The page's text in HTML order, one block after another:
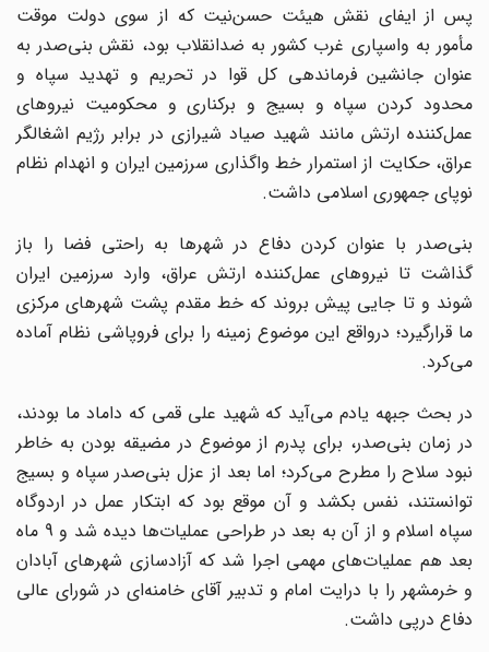
پس از ایفای نقش هیئت حسن‌نیت که از سوی دولت موقت
مأمور به واسپاری غرب کشور به ضدانقلاب بود، نقش بنی‌صدر به
عنوان جانشین فرماندهی کل قوا در تحریم و تهدید سپاه و
محدود کردن سپاه و بسیج و برکناری و محکومیت نیروهای
عمل‌کننده ارتش مانند شهید صیاد شیرازی در برابر رژیم اشغالگر
عراق، حکایت از استمرار خط واگذاری سرزمین ایران و انهدام نظام
نوپای جمهوری اسلامی داشت.
بنی‌صدر با عنوان کردن دفاع در شهرها به راحتی فضا را باز
گذاشت تا نیروهای عمل‌کننده ارتش عراق، وارد سرزمین ایران
شوند و تا جایی پیش بروند که خط مقدم پشت شهرهای مرکزی
ما قرارگیرد؛ درواقع این موضوع زمینه را برای فروپاشی نظام آماده
می‌کرد.
در بحث جبهه یادم می‌آید که شهید علی قمی که داماد ما بودند،
در زمان بنی‌صدر، برای پدرم از موضوع در مضیقه بودن به خاطر
نبود سلاح را مطرح می‌کرد؛ اما بعد از عزل بنی‌صدر سپاه و بسیج
توانستند، نفس بکشد و آن موقع بود که ابتکار عمل در اردوگاه
سپاه اسلام و از آن به بعد در طراحی عملیات‌ها دیده شد و 9 ماه
بعد هم عملیات‌های مهمی اجرا شد که آزادسازی شهرهای آبادان
و خرمشهر را با درایت امام و تدبیر آقای خامنه‌ای در شورای عالی
دفاع درپی داشت.